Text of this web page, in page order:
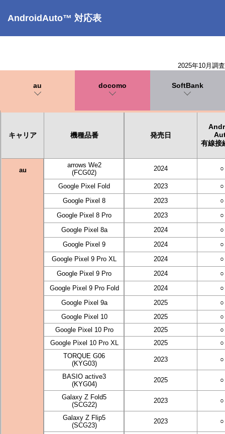
AndroidAuto™ 対応表
2025年10月調査
au docomo SoftBank
キャリア 機種品番 発売日
有線接
au
arrows We2
(FCG02)
2024 ○
Google Pixel Fold 2023
○
Google Pixel 8
2023
○
Google Pixel 8 Pro
2023
○
Google Pixel 8a
2024
○
Google Pixel 9
2024
○
Google Pixel 9 Pro XL
2024
○
Google Pixel 9 Pro
2024
○
Google Pixel 9 Pro Fold
2024
○
Google Pixel 9a
2025
○
Google Pixel 10
2025
○
Google Pixel 10 Pro
2025
○
Google Pixel 10 Pro XL
2025
○
TORQUE G06
(KYG03)
2023 ○
BASIO active3
(KYG04)
2025 ○
Galaxy Z Fold5
(SCG22)
2023 ○
Galaxy Z Flip5
(SCG23)
2023 ○